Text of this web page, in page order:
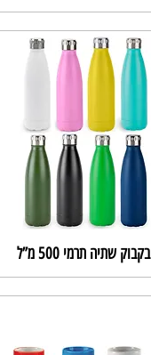
בקבוק שתיה תרמי 500 מ”ל